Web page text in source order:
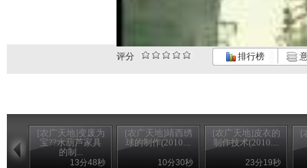
评分 排行榜
[农广天地]变废为
宝??水葫芦家具
的制...
13分48秒
[农广天地]靖西绣
球的制作(2010....
10分30秒
[农广天地]皮衣的
制作技术(2010....
23分19秒
[